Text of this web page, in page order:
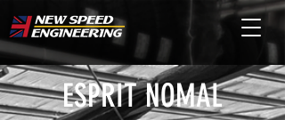
ESPRIT NOMAL